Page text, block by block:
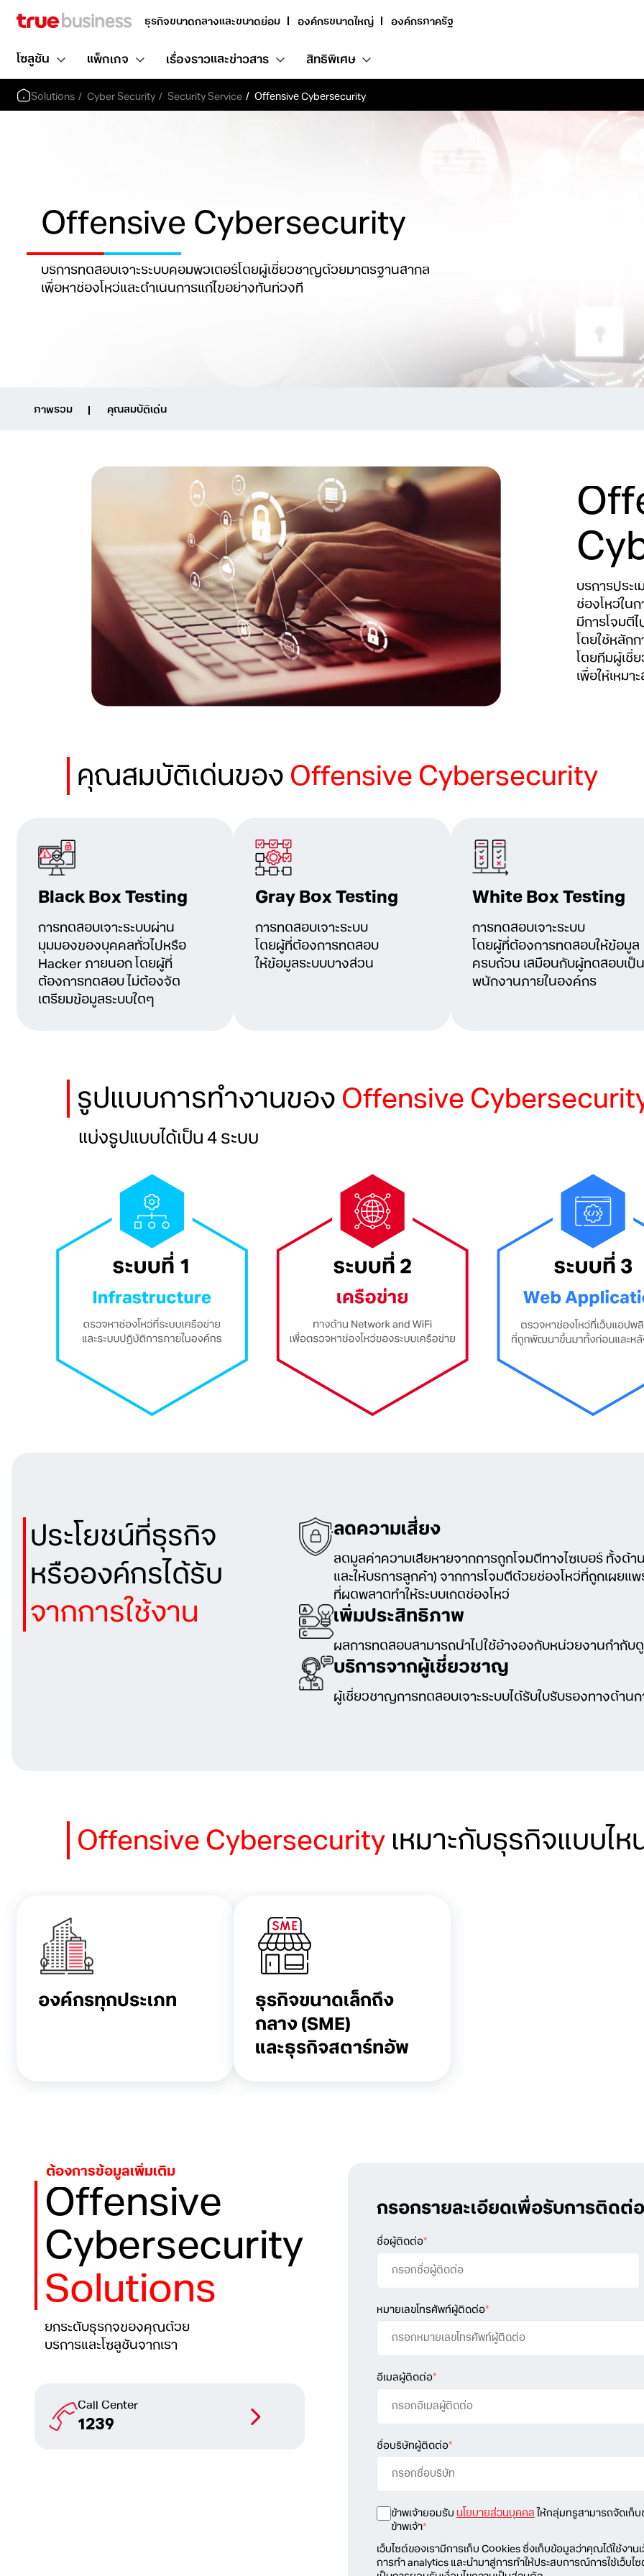
ธุรกิจขนาดกลางและขนาดย่อม องค์กรขนาดใหญ่ องค์กรภาครัฐ
โซลูชัน แพ็กเกจ เรื่องราวและข่าวสาร สิทธิพิเศษ
Solutions Cyber Security Security Service Offensive Cybersecurity
Offensive Cybersecurity
บริการทดสอบเจาะระบบคอมพิวเตอร์โดยผู้เชี่ยวชาญด้วยมาตรฐานสากล
เพื่อหาช่องโหว่และดำเนินการแก้ไขอย่างทันท่วงที
ภาพรวม คุณสมบัติเด่น
บริการประ
ช่องโหว่ใน
มีการโจมตี
โดยใช้หลัก
โดยทีมผู้เชี่
เพื่อให้เหม
คุณสมบัติเด่นของOffensive Cybersecurity
Black Box Testing
การทดสอบเจาะระบบผ่าน
มุมมองของบุคคลทั่วไปหรือ
Hacker ภายนอก โดยผู้ที่
ต้องการทดสอบ ไม่ต้องจัด
เตรียมข้อมูลระบบใดๆ
Gray Box Testing
การทดสอบเจาะระบบ
โดยผู้ที่ต้องการทดสอบ
ให้ข้อมูลระบบบางส่วน
White Box Testing
การทดสอบเจาะระบบ
โดยผู้ที่ต้องการทดสอบให้ข้อมูล
ครบถ้วน เสมือนกับผู้ทดสอบเป็น
พนักงานภายในองค์กร
รูปแบบการทำงานของOffensive
แบ่งรูปแบบได้เป็น 4 ระบบ
ประโยชน์ที่ธุรกิจ
หรือองค์กรได้รับ
จากการใช้งาน
ลดความเสี่ยง
ลดมูลค่าความเสียหายจากการถูกโจมตีทางไซเบอร์ ทั้งด้
และให้บริการลูกค้า) จากการโจมตีด้วยช่องโหว่ที่ถูกเผยแ
ที่ผิดพลาดทำให้ระบบเกิดช่องโหว่
เพิ่มประสิทธิภาพ
ผลการทดสอบสามารถนำไปใช้อ้างอิงกับหน่วยงานกำกับ
บริการจากผู้เชี่ยวชาญ
ผู้เชี่ยวชาญการทดสอบเจาะระบบได้รับใบรับรองทางด้าน
Offensive Cybersecurityเหมาะกับธุรกิจแบบไห
องค์กรทุกประเภท
ธุรกิจขนาดเล็กถึง
กลาง (SME)
และธุรกิจสตาร์ทอัพ
ต้องการข้อมูลเพิ่มเติม
Offensive
Cybersecurity
Solutions
ยกระดับธุรกิจของคุณด้วย
บริการและโซลูชันจากเรา
Call Center
1239
กรอกรายละเอียดเพื่อรับการติดต่
ชื่อผู้ติดต่อ*
หมายเลขโทรศัพท์ผู้ติดต่อ*
อีเมลผู้ติดต่อ*
ชื่อบริษัทผู้ติดต่อ*
ข้าพเจ้ายอมรับนโยบายส่วนบุคคลให้กลุ่มทรูสามารถจัดเก็บ
ข้าพเจ้า*
เว็บไซต์ของเรามีการเก็บ Cookies ซึ่งเก็บข้อมูลว่าคุณได้ใช้งาน
การทำ analytics และนำมาสู่การทำให้ประสบการณ์การใช้เว็